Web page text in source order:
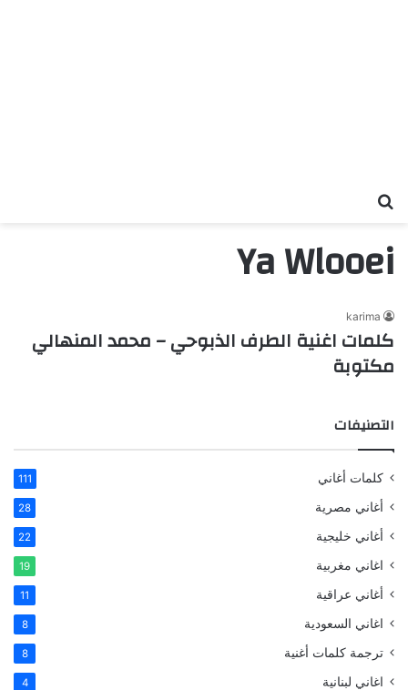
Ya Wlooei
karima
كلمات اغنية الطرف الذبوحي – محمد المنهالي
مكتوبة
التصنيفات
كلمات أغاني 111
أغاني مصرية 28
أغاني خليجية 22
اغاني مغربية 19
أغاني عراقية 11
اغاني السعودية 8
ترجمة كلمات أغنية 8
اغاني لبنانية 4